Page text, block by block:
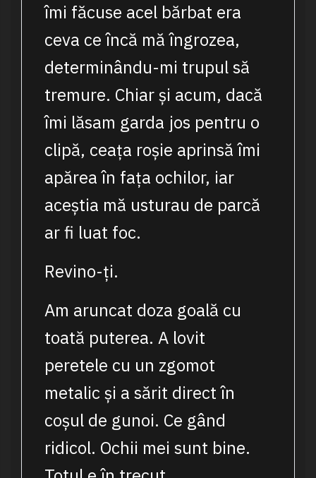
îmi făcuse acel bărbat era
ceva ce încă mă îngrozea,
determinându-mi trupul să
tremure. Chiar și acum, dacă
îmi lăsam garda jos pentru o
clipă, ceața roșie aprinsă îmi
apărea în fața ochilor, iar
aceștia mă usturau de parcă
ar fi luat foc.
Revino-ți.
Am aruncat doza goală cu
toată puterea. A lovit
peretele cu un zgomot
metalic și a sărit direct în
coșul de gunoi. Ce gând
ridicol. Ochii mei sunt bine.